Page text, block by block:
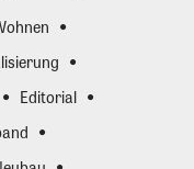
Editorial